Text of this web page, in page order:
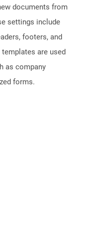
documents from
settings include
footers, and
are used
as company
forms.